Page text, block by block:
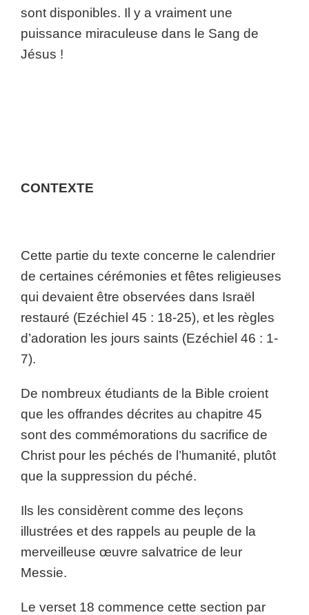
sont disponibles. Il y a vraiment une
puissance miraculeuse dans le Sang de
Jésus !
CONTEXTE
Cette partie du texte concerne le calendrier
de certaines cérémonies et fêtes religieuses
qui devaient être observées dans Israël
restauré (Ezéchiel 45 : 18-25), et les règles
d’adoration les jours saints (Ezéchiel 46 : 1-
7).
De nombreux étudiants de la Bible croient
que les offrandes décrites au chapitre 45
sont des commémorations du sacrifice de
Christ pour les péchés de l’humanité, plutôt
que la suppression du péché.
Ils les considèrent comme des leçons
illustrées et des rappels au peuple de la
merveilleuse œuvre salvatrice de leur
Messie.
Le verset 18 commence cette section par